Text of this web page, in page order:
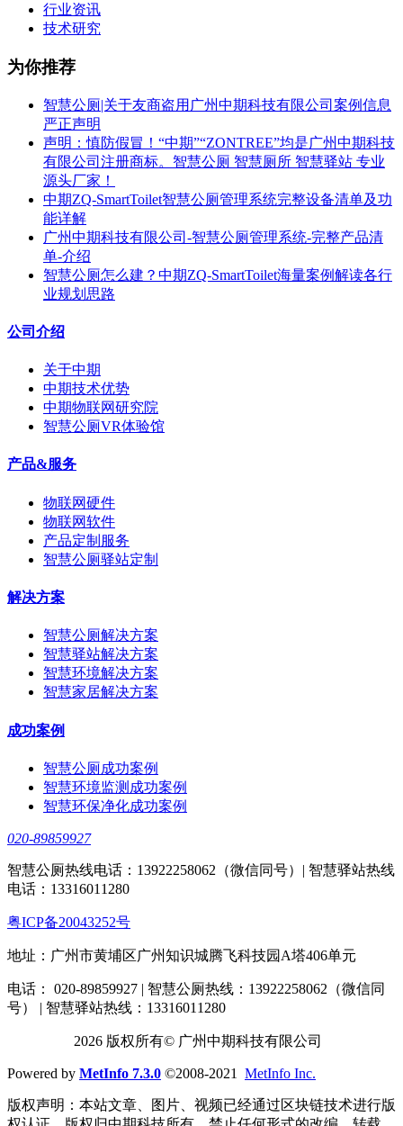
行业资讯
技术研究
为你推荐
智慧公厕|关于友商盗用广州中期科技有限公司案例信息
严正声明
声明：慎防假冒！“中期”“ZONTREE”均是广州中期科技
有限公司注册商标。智慧公厕 智慧厕所 智慧驿站 专业
源头厂家！
中期ZQ-SmartToilet智慧公厕管理系统完整设备清单及功
能详解
广州中期科技有限公司-智慧公厕管理系统-完整产品清
单-介绍
智慧公厕怎么建？中期ZQ-SmartToilet海量案例解读各行
业规划思路
公司介绍
关于中期
中期技术优势
中期物联网研究院
智慧公厕VR体验馆
产品&服务
物联网硬件
物联网软件
产品定制服务
智慧公厕驿站定制
解决方案
智慧公厕解决方案
智慧驿站解决方案
智慧环境解决方案
智慧家居解决方案
成功案例
智慧公厕成功案例
智慧环境监测成功案例
智慧环保净化成功案例
020-89859927
智慧公厕热线电话：13922258062（微信同号）| 智慧驿站热线
电话：13316011280
粤ICP备20043252号
地址：广州市黄埔区广州知识城腾飞科技园A塔406单元
电话： 020-89859927 | 智慧公厕热线：13922258062（微信同
号） | 智慧驿站热线：13316011280
2026 版权所有© 广州中期科技有限公司
Powered by MetInfo 7.3.0 ©2008-2021 MetInfo Inc.
版权声明：本站文章、图片、视频已经通过区块链技术进行版